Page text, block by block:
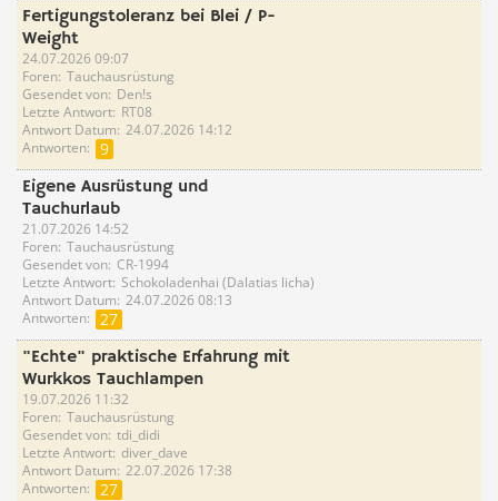
Fertigungstoleranz bei Blei / P-
Weight
24.07.2026 09:07
Foren Tauchausrüstung
Gesendet von Den!s
Letzte Antwort RT08
Antwort Datum 24.07.2026 14:12
Antworten
9
Eigene Ausrüstung und
Tauchurlaub
21.07.2026 14:52
Foren Tauchausrüstung
Gesendet von CR-1994
Letzte Antwort Schokoladenhai (Dalatias licha)
Antwort Datum 24.07.2026 08:13
Antworten
27
"Echte" praktische Erfahrung mit
Wurkkos Tauchlampen
19.07.2026 11:32
Foren Tauchausrüstung
Gesendet von tdi_didi
Letzte Antwort diver_dave
Antwort Datum 22.07.2026 17:38
Antworten
27